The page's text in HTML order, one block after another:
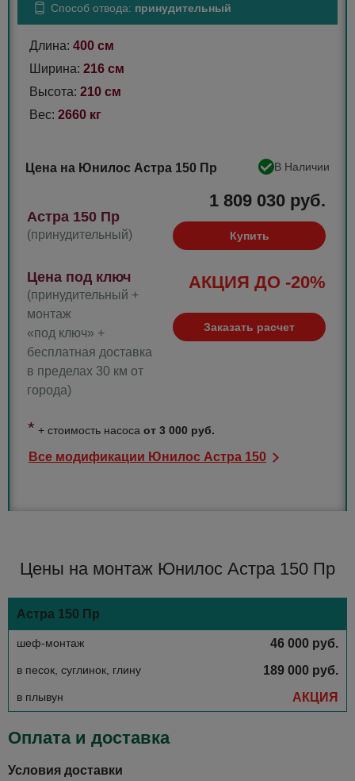
Способ отвода: принудительный
Длина: 400 см
Ширина: 216 см
Высота: 210 см
Вес: 2660 кг
Цена на Юнилос Астра 150 Пр В Наличии
Астра 150 Пр
(принудительный)
1 809 030 руб.
Купить
Цена под ключ
(принудительный +
монтаж
«под ключ» +
бесплатная доставка
в пределах 30 км от
города)
АКЦИЯ ДО -20%
Заказать расчет
* + стоимость насоса от 3 000 руб.
Все модификации Юнилос Астра 150
Цены на монтаж Юнилос Астра 150 Пр
Астра 150 Пр
шеф-монтаж 46 000 руб.
в песок, суглинок, глину 189 000 руб.
в плывун АКЦИЯ
Оплата и доставка
Условия доставки